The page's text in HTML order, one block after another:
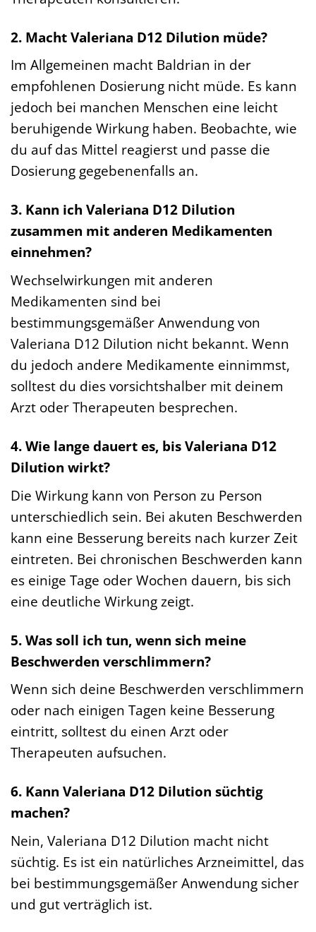
2. Macht Valeriana D12 Dilution müde?
Im Allgemeinen macht Baldrian in der
empfohlenen Dosierung nicht müde. Es kann
jedoch bei manchen Menschen eine leicht
beruhigende Wirkung haben. Beobachte, wie
du auf das Mittel reagierst und passe die
Dosierung gegebenenfalls an.
3. Kann ich Valeriana D12 Dilution
zusammen mit anderen Medikamenten
einnehmen?
Wechselwirkungen mit anderen
Medikamenten sind bei
bestimmungsgemäßer Anwendung von
Valeriana D12 Dilution nicht bekannt. Wenn
du jedoch andere Medikamente einnimmst,
solltest du dies vorsichtshalber mit deinem
Arzt oder Therapeuten besprechen.
4. Wie lange dauert es, bis Valeriana D12
Dilution wirkt?
Die Wirkung kann von Person zu Person
unterschiedlich sein. Bei akuten Beschwerden
kann eine Besserung bereits nach kurzer Zeit
eintreten. Bei chronischen Beschwerden kann
es einige Tage oder Wochen dauern, bis sich
eine deutliche Wirkung zeigt.
5. Was soll ich tun, wenn sich meine
Beschwerden verschlimmern?
Wenn sich deine Beschwerden verschlimmern
oder nach einigen Tagen keine Besserung
eintritt, solltest du einen Arzt oder
Therapeuten aufsuchen.
6. Kann Valeriana D12 Dilution süchtig
machen?
Nein, Valeriana D12 Dilution macht nicht
süchtig. Es ist ein natürliches Arzneimittel, das
bei bestimmungsgemäßer Anwendung sicher
und gut verträglich ist.